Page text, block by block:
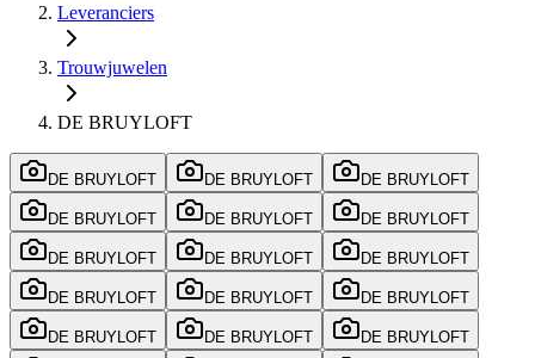
Leveranciers
Trouwjuwelen
DE BRUYLOFT
DE BRUYLOFT DE BRUYLOFT DE BRUYLOFT
DE BRUYLOFT DE BRUYLOFT DE BRUYLOFT
DE BRUYLOFT DE BRUYLOFT DE BRUYLOFT
DE BRUYLOFT DE BRUYLOFT DE BRUYLOFT
DE BRUYLOFT DE BRUYLOFT DE BRUYLOFT